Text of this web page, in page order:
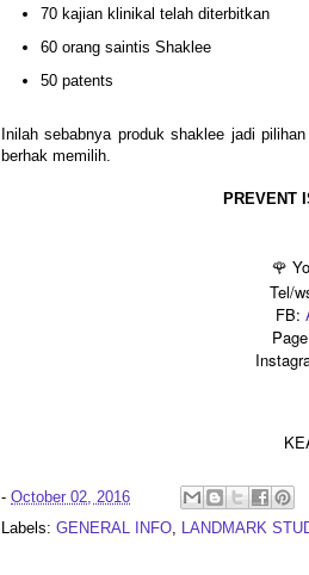
70 kajian klinikal telah diterbitkan
60 orang saintis Shaklee
50 patents
Inilah sebabnya produk shaklee jadi
berhak memilih.
PREVENT
🌹
Tel/
FB:
- October 02, 2016
Labels: GENERAL INFO, LANDMARK